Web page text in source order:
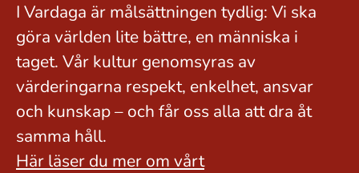
I Vardaga är målsättningen tydlig: Vi ska
göra världen lite bättre, en människa i
taget. Vår kultur genomsyras av
värderingarna respekt, enkelhet, ansvar
och kunskap – och får oss alla att dra åt
samma håll.
Här läser du mer om vårt